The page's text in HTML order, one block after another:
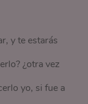
y te estarás
¿otra vez
yo, si fue a